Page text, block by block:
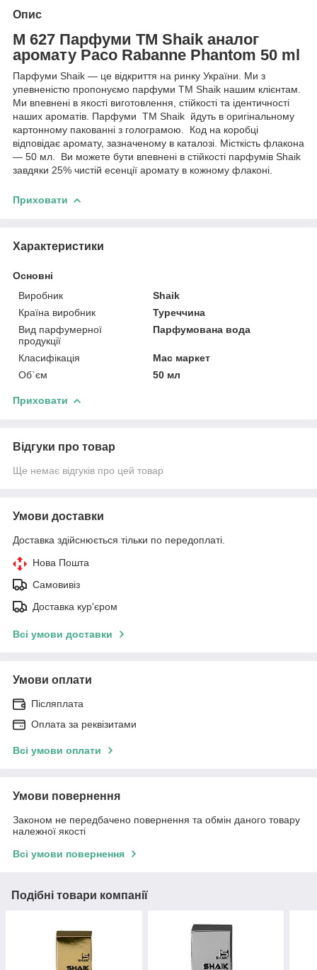
Опис
M 627 Парфуми ТМ Shaik аналог
аромату Paco Rabanne Phantom 50 ml
Парфуми Shaik — це відкриття на ринку України. Ми з
упевненістю пропонуємо парфуми TM Shaik нашим клієнтам.
Ми впевнені в якості виготовлення, стійкості та ідентичності
наших ароматів. Парфуми TM Shaik йдуть в оригінальному
картонному пакованні з голограмою. Код на коробці
відповідає аромату, зазначеному в каталозі. Місткість флакона
— 50 мл. Ви можете бути впевнені в стійкості парфумів Shaik
завдяки 25% чистій есенції аромату в кожному флаконі.
Приховати
Характеристики
Основні
Виробник
Shaik
Країна виробник
Туреччина
Вид парфумерної
продукції
Парфумована вода
Класифікація
Мас маркет
Об`єм
50 мл
Приховати
Відгуки про товар
Ще немає відгуків про цей товар
Умови доставки
Доставка здійснюється тільки по передоплаті.
Нова Пошта
Самовивіз
Доставка кур'єром
Всі умови доставки
Умови оплати
Післяплата
Оплата за реквізитами
Всі умови оплати
Умови повернення
Законом не передбачено повернення та обмін даного товару
належної якості
Всі умови повернення
Подібні товари компанії